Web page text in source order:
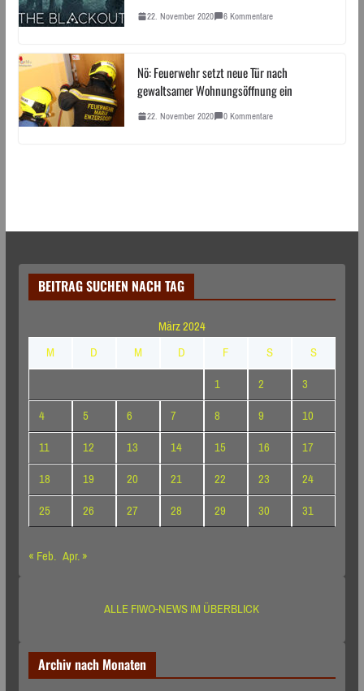
22. November 2020 6 Kommentare
Nö: Feuerwehr setzt neue Tür nach
gewaltsamer Wohnungsöffnung ein
22. November 2020 0 Kommentare
BEITRAG SUCHEN NACH TAG
März 2024
M
D M D F S
S
1
2
3
4
5 6 7 8 9
10
11
12 13 14 15 16
17
18
19 20 21 22 23
24
25
26 27 28 29 30
31
« Feb. Apr. »
ALLE FIWO-NEWS IM ÜBERBLICK
Archiv nach Monaten